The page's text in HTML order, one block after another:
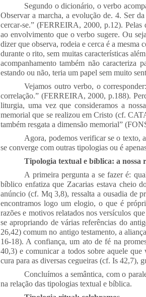
Segundo o dicionário, o verbo
Observar a marcha, a evolução de. 4. Ser
cercar-se.” (FERREIRA, 2000, p.12). Pelas
ao envolvimento que o verbo sugere. Ou
dizer que observa, rodeia e cerca é a mesma
durante o rito, sem muitas características
acompanhamento também não caracteriza
estando ou não, teria um papel sem muito
Vejamos outro verbo, o
correlação.” (FERREIRA, 2000, p.188).
liturgia, uma vez que consideramos a
memorial que se realizou em Cristo (cf.
também resgata a dimensão memorial”
Agora, podemos verificar se o texto,
se converge com outras tipologias ou é
Tipologia textual e bíblica: a nossa
A primeira pergunta a se fazer é:
bíblico enfatiza que Zacarias estava cheio
anúncio (cf. Mq 3,8), ressalta a ousadia de
encontramos logo um elogio, o que é
razões e motivos relatados nos versículos
se apropriando de várias referências do
26,42) comum no antigo testamento, a
16-18). A confiança, um ato de fé na
40,3) e comunicar a todos sobre aquele
cura para as diversas cegueiras (cf. Is 42,7),
Concluímos a semântica, com o
na relação das tipologias textual e bíblica.